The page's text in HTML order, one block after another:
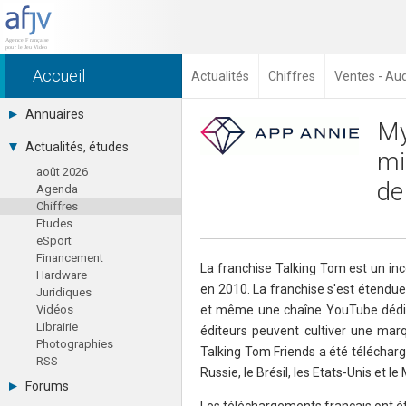
Accueil Actualités Chiffres Ventes -
Annuaires
Toutes les sociétés (691)
Studios (418)
Editeurs (49)
Distributeurs (16)
Hard. / Accessoires (10)
Middlewares (15)
Prestataires (99)
Assoc. / Syndicats (21)
Formations / Ecoles (46)
Presse spécialisée (17)
Actualités, études
août 2026
Agenda
Chiffres
Etudes
eSport
Financement
Hardware
Juridiques
Vidéos
Librairie
Photographies
RSS
Forums
La franchise Talking Tom est un
en 2010. La franchise s'est
et même une chaîne YouTube
éditeurs peuvent cultiver une
Talking Tom Friends a été
Russie, le Brésil, les Etats-Unis et le